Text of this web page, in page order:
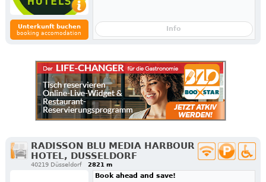
Unterkunft buchen
booking accomodation
Info
RADISSON BLU MEDIA HARBOUR
HOTEL, DUSSELDORF
40219 Düsseldorf 2821 m
Book ahead and save!